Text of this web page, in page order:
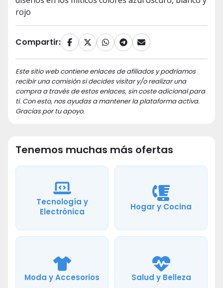
rojo
Compartir:
Este sitio web contiene enlaces de afiliados y podríamos
recibir una comisión si decides visitar y/o realizar una
compra a través de estos enlaces, sin coste adicional para
ti. Con esto, nos ayudas a mantener la plataforma activa.
Gracias por tu apoyo.
Tenemos muchas más ofertas
Tecnología y
Electrónica
Hogar y Cocina
Moda y Accesorios Salud y Belleza